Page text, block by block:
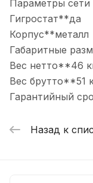
Параметры
Гигростат**да
Корпус**металл
Габаритные
Вес нетто**46
Вес брутто**51
Гарантийный
Назад к